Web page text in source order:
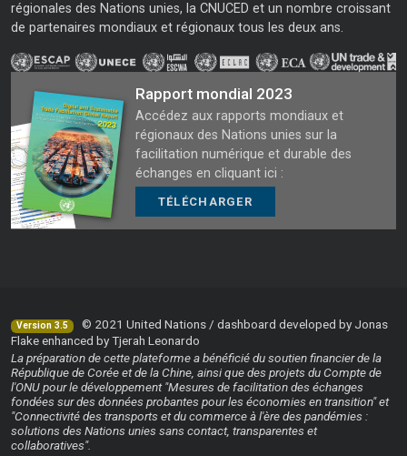
régionales des Nations unies, la CNUCED et un nombre croissant
de partenaires mondiaux et régionaux tous les deux ans.
Rapport mondial 2023
Accédez aux rapports mondiaux et
régionaux des Nations unies sur la
facilitation numérique et durable des
échanges en cliquant ici :
TÉLÉCHARGER
Version 3.5
© 2021 United Nations / dashboard developed by Jonas
Flake enhanced by Tjerah Leonardo
La préparation de cette plateforme a bénéficié du soutien financier de la
République de Corée et de la Chine, ainsi que des projets du Compte de
l'ONU pour le développement "Mesures de facilitation des échanges
fondées sur des données probantes pour les économies en transition" et
"Connectivité des transports et du commerce à l'ère des pandémies :
solutions des Nations unies sans contact, transparentes et
collaboratives".